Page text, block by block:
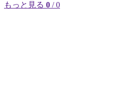
もっと見る 0 / 0